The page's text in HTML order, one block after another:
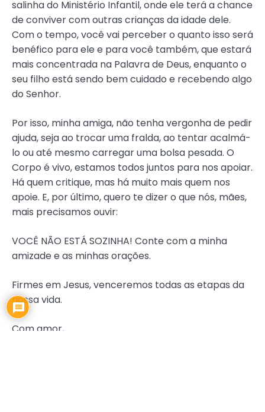
salinha do Ministério Infantil, onde ele terá a chance
de conviver com outras crianças da idade dele.
Com o tempo, você vai perceber o quanto isso será
benéfico para ele e para você também, que estará
mais concentrada na Palavra de Deus, enquanto o
seu filho está sendo bem cuidado e recebendo algo
do Senhor.
Por isso, minha amiga, não tenha vergonha de pedir
ajuda, seja ao trocar uma fralda, ao tentar acalmá-
lo ou até mesmo carregar uma bolsa pesada. O
Corpo é vivo, estamos todos juntos para nos apoiar.
Há quem critique, mas há muito mais quem nos
apoie. E, por último, quero te dizer o que nós, mães,
mais precisamos ouvir:
VOCÊ NÃO ESTÁ SOZINHA! Conte com a minha
amizade e as minhas orações.
Firmes em Jesus, venceremos todas as etapas da
nossa vida.
Com amor,